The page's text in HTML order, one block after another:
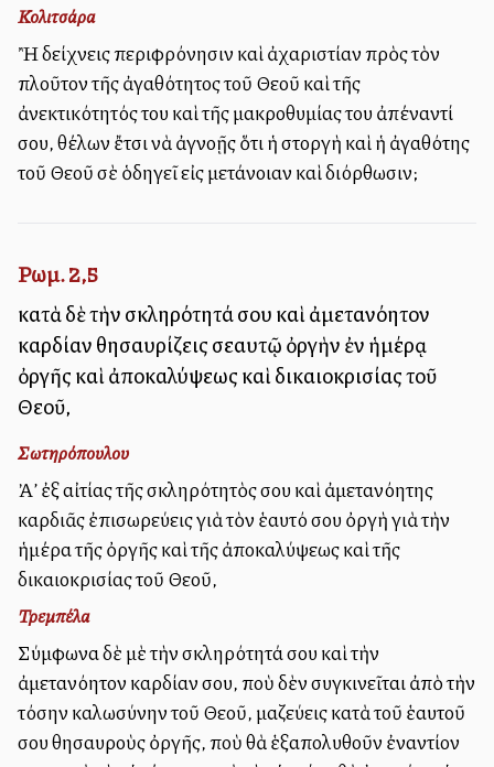
Κολιτσάρα
Ἢ δείχνεις περιφρόνησιν καὶ ἀχαριστίαν πρὸς τὸν
πλοῦτον τῆς ἀγαθότητος τοῦ Θεοῦ καὶ τῆς
ἀνεκτικότητός του καὶ τῆς μακροθυμίας του ἀπέναντί
σου, θέλων ἔτσι νὰ ἀγνοῇς ὅτι ἡ στοργὴ καὶ ἡ ἀγαθότης
τοῦ Θεοῦ σὲ ὁδηγεῖ εἰς μετάνοιαν καὶ διόρθωσιν;
Ρωμ. 2,5
κατὰ δὲ τὴν σκληρότητά σου καὶ ἀμετανόητον
καρδίαν θησαυρίζεις σεαυτῷ ὀργὴν ἐν ἡμέρᾳ
ὀργῆς καὶ ἀποκαλύψεως καὶ δικαιοκρισίας τοῦ
Θεοῦ,
Σωτηρόπουλου
Ἀλλ’ ἐξ αἰτίας τῆς σκληρότητὸς σου καὶ ἀμετανόητης
καρδιᾶς ἐπισωρεύεις γιὰ τὸν ἑαυτό σου ὀργὴ γιὰ τὴν
ἡμέρα τῆς ὀργῆς καὶ τῆς ἀποκαλύψεως καὶ τῆς
δικαιοκρισίας τοῦ Θεοῦ,
Τρεμπέλα
Σύμφωνα δὲ μὲ τὴν σκληρότητά σου καὶ τὴν
ἀμετανόητον καρδίαν σου, ποὺ δὲν συγκινεῖται ἀπὸ τὴν
τόσην καλωσύνην τοῦ Θεοῦ, μαζεύεις κατὰ τοῦ ἑαυτοῦ
σου θησαυροὺς ὀργῆς, ποὺ θὰ ἑξαπολυθοῦν ἐναντίον